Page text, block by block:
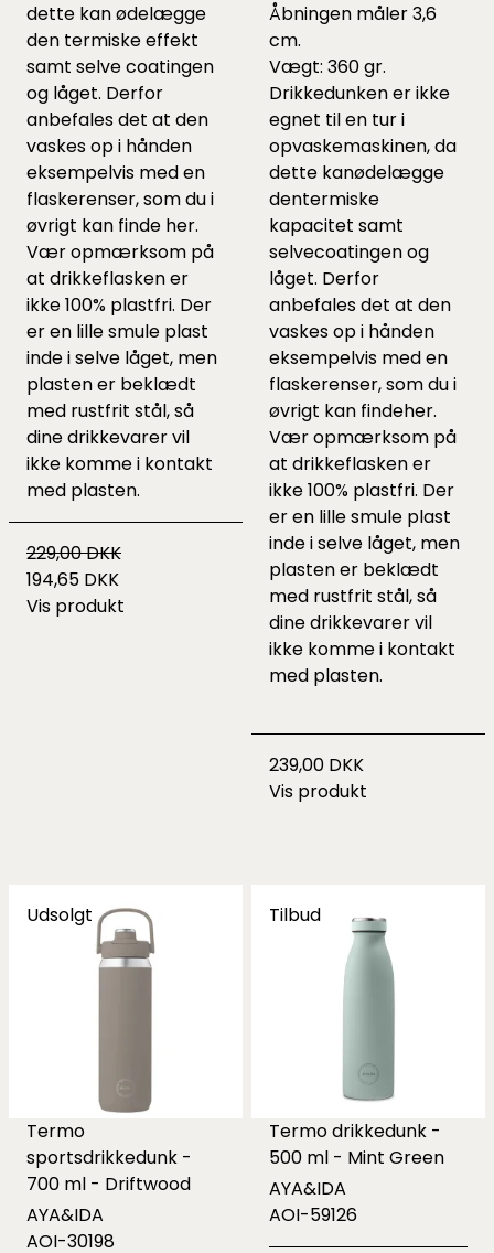
dette kan ødelægge
den termiske effekt
samt selve coatingen
og låget. Derfor
anbefales det at den
vaskes op i hånden
eksempelvis med en
flaskerenser, som du i
øvrigt kan finde her.
Vær opmærksom på
at drikkeflasken er
ikke 100% plastfri. Der
er en lille smule plast
inde i selve låget, men
plasten er beklædt
med rustfrit stål, så
dine drikkevarer vil
ikke komme i kontakt
med plasten.
229,00 DKK
194,65 DKK
Vis produkt
Åbningen måler 3,6
cm.
Vægt: 360 gr.
Drikkedunken er ikke
egnet til en tur i
opvaskemaskinen, da
dette kanødelægge
dentermiske
kapacitet samt
selvecoatingen og
låget. Derfor
anbefales det at den
vaskes op i hånden
eksempelvis med en
flaskerenser, som du i
øvrigt kan findeher.
Vær opmærksom på
at drikkeflasken er
ikke 100% plastfri. Der
er en lille smule plast
inde i selve låget, men
plasten er beklædt
med rustfrit stål, så
dine drikkevarer vil
ikke komme i kontakt
med plasten.
239,00 DKK
Vis produkt
Udsolgt
Termo
sportsdrikkedunk -
700 ml - Driftwood
AYA&IDA
AOI-30198
Tilbud
Termo drikkedunk -
500 ml - Mint Green
AYA&IDA
AOI-59126